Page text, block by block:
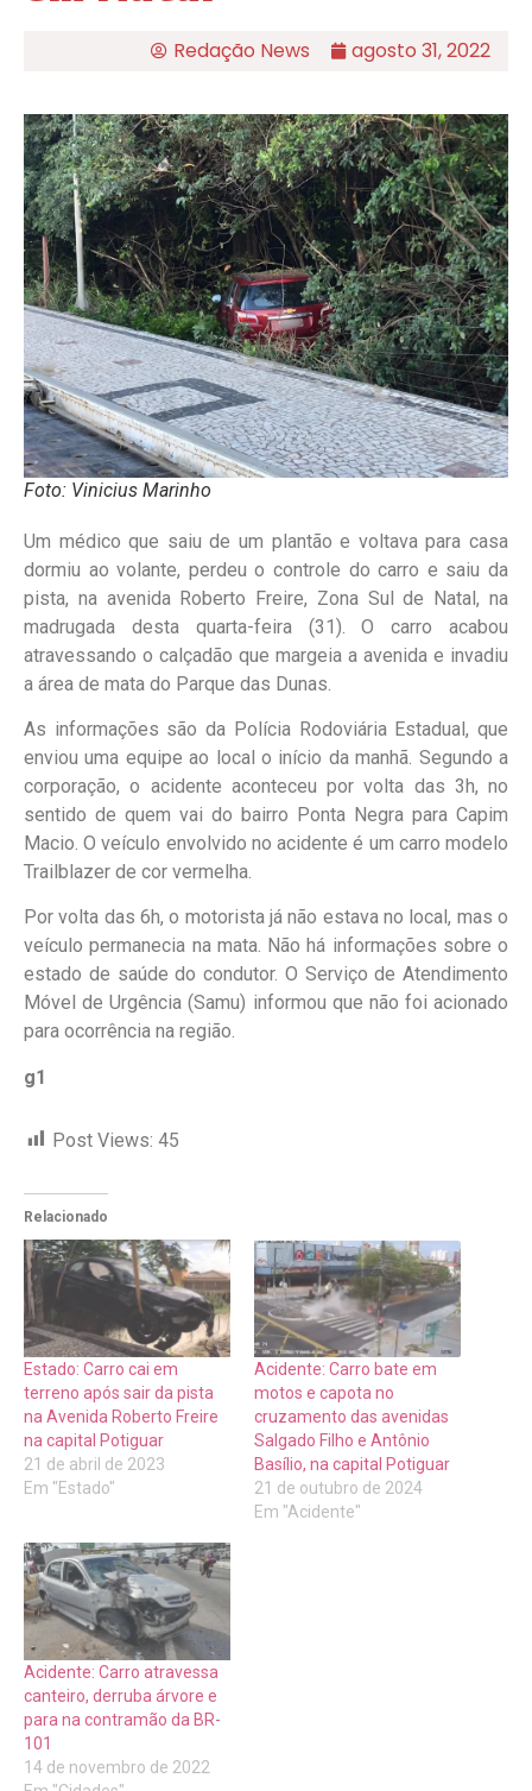
Redação News agosto 31, 2022
Foto: Vinicius Marinho
Um médico que saiu de um plantão e voltava para casa
dormiu ao volante, perdeu o controle do carro e saiu da
pista, na avenida Roberto Freire, Zona Sul de Natal, na
madrugada desta quarta-feira (31). O carro acabou
atravessando o calçadão que margeia a avenida e invadiu
a área de mata do Parque das Dunas.
As informações são da Polícia Rodoviária Estadual, que
enviou uma equipe ao local o início da manhã. Segundo a
corporação, o acidente aconteceu por volta das 3h, no
sentido de quem vai do bairro Ponta Negra para Capim
Macio. O veículo envolvido no acidente é um carro modelo
Trailblazer de cor vermelha.
Por volta das 6h, o motorista já não estava no local, mas o
veículo permanecia na mata. Não há informações sobre o
estado de saúde do condutor. O Serviço de Atendimento
Móvel de Urgência (Samu) informou que não foi acionado
para ocorrência na região.
g1
Post Views: 45
Relacionado
Estado: Carro cai em
terreno após sair da pista
na Avenida Roberto Freire
na capital Potiguar
21 de abril de 2023
Em "Estado"
Acidente: Carro bate em
motos e capota no
cruzamento das avenidas
Salgado Filho e Antônio
Basílio, na capital Potiguar
21 de outubro de 2024
Em "Acidente"
Acidente: Carro atravessa
canteiro, derruba árvore e
para na contramão da BR-
101
14 de novembro de 2022